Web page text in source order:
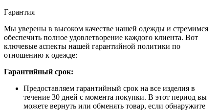
Гарантия
Мы уверены в высоком качестве нашей одежды и стремимся
обеспечить полное удовлетворение каждого клиента. Вот
ключевые аспекты нашей гарантийной политики по
отношению к одежде:
Гарантийный срок:
Предоставляем гарантийный срок на все изделия в
течение 30 дней с момента покупки. В этот период вы
можете вернуть или обменять товар, если обнаружите